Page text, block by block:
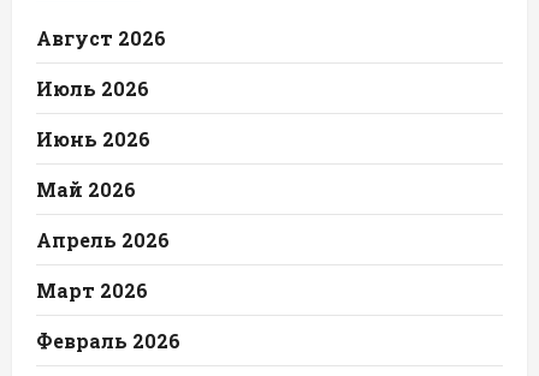
Август 2026
Июль 2026
Июнь 2026
Май 2026
Апрель 2026
Март 2026
Февраль 2026